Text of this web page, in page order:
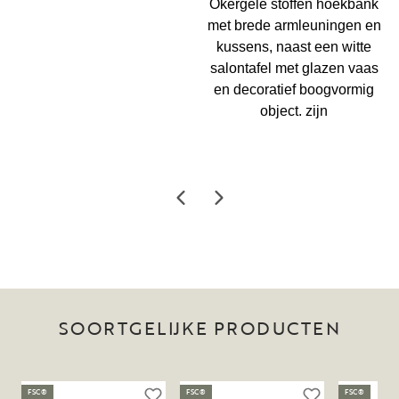
SOORTGELIJKE PRODUCTEN
FSC® FSC® FSC®